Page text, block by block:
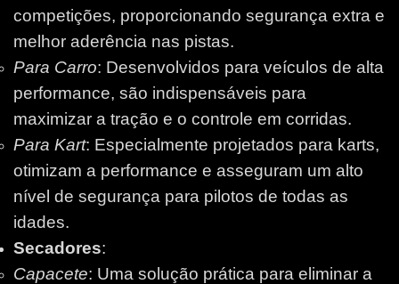
competições, proporcionando segurança extra e
melhor aderência nas pistas.
Para Carro: Desenvolvidos para veículos de alta
performance, são indispensáveis para
maximizar a tração e o controle em corridas.
Para Kart: Especialmente projetados para karts,
otimizam a performance e asseguram um alto
nível de segurança para pilotos de todas as
idades.
Secadores:
Capacete: Uma solução prática para eliminar a